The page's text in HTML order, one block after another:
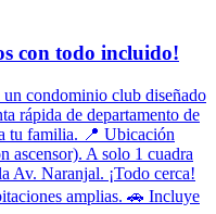
con todo incluido!
condominio club diseñado
rápida de departamento de
tu familia. 📍 Ubicación
ascensor). A solo 1 cuadra
Av. Naranjal. ¡Todo cerca!
amplias. 🚗 Incluye